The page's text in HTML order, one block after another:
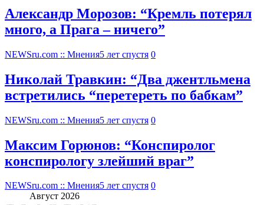
Александр Морозов: “Кремль потерял
много, а Прага – ничего”
NEWSru.com :: Мнения5 лет спустя 0
Николай Травкин: “Два джентльмена
встретились “перетереть по бабкам”
NEWSru.com :: Мнения5 лет спустя 0
Максим Горюнов: “Конспиролог
конспирологу злейший враг”
NEWSru.com :: Мнения5 лет спустя 0
Август 2026